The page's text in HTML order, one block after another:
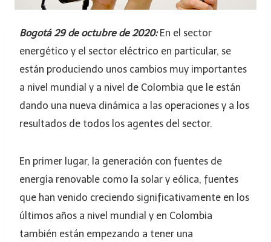
Bogotá 29 de octubre de 2020: En el sector
energético y el sector eléctrico en particular, se
están produciendo unos cambios muy importantes
a nivel mundial y a nivel de Colombia que le están
dando una nueva dinámica a las operaciones y a los
resultados de todos los agentes del sector.
En primer lugar, la generación con fuentes de
energía renovable como la solar y eólica, fuentes
que han venido creciendo significativamente en los
últimos años a nivel mundial y en Colombia
también están empezando a tener una